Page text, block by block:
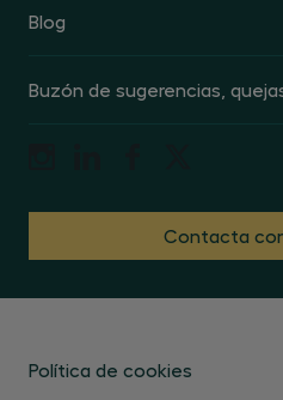
Blog
Buzón de sugerencias,
Contacta
Política de cookies